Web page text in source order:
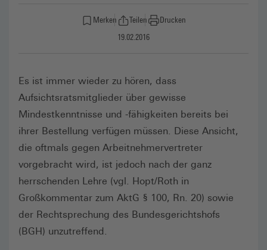
Merken Teilen
Drucken
19.02.2016
Es ist immer wieder zu hören, dass
Aufsichtsratsmitglieder über gewisse
Mindestkenntnisse und -fähigkeiten bereits bei
ihrer Bestellung verfügen müssen. Diese Ansicht,
die oftmals gegen Arbeitnehmervertreter
vorgebracht wird, ist jedoch nach der ganz
herrschenden Lehre (vgl. Hopt/Roth in
Großkommentar zum AktG § 100, Rn. 20) sowie
der Rechtsprechung des Bundesgerichtshofs
(BGH) unzutreffend.